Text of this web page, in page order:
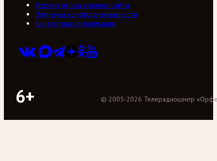
Условия использования сайта
Политика конфиденциальности
Контактная информация
6+ © 2005-2026 Телерадиоцентр